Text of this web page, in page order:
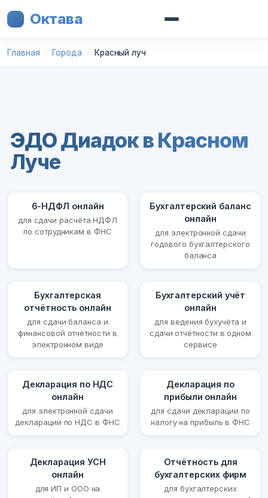
Октава
Главная Города Красный луч
ЭДО Диадок в Красном
Луче
6-НДФЛ онлайн
для сдачи расчёта НДФЛ
по сотрудникам в ФНС
Бухгалтерский баланс
онлайн
для электронной сдачи
годового бухгалтерского
баланса
Бухгалтерская
отчётность онлайн
для сдачи баланса и
финансовой отчётности в
электронном виде
Бухгалтерский учёт
онлайн
для ведения бухучёта и
сдачи отчётности в одном
сервисе
Декларация по НДС
онлайн
для электронной сдачи
декларации по НДС в ФНС
Декларация по
прибыли онлайн
для сдачи декларации по
налогу на прибыль в ФНС
Декларация УСН
онлайн
для ИП и ООО на
Отчётность для
бухгалтерских фирм
для бухгалтерских